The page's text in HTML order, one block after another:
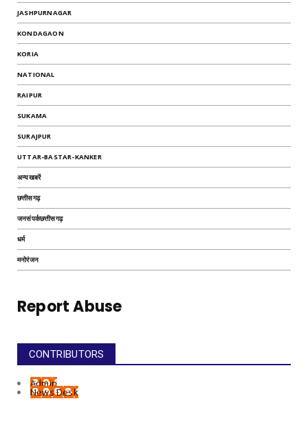
JASHPURNAGAR
KONDAGAON
KORIA
NATIONAL
RAIPUR
SUKAMA
SURAJPUR
UTTAR-BASTAR-KANKER
अन्यखबरें
छत्तीसगढ़
जनसंपर्कछत्तीसगढ़
धर्म
मनोरंजन
Report Abuse
CONTRIBUTORS
Admin
News Desk